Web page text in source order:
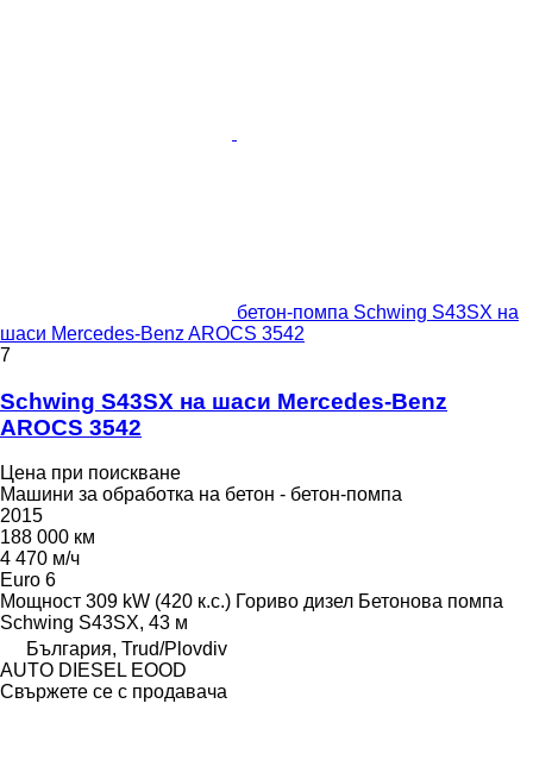
бетон-помпа Schwing S43SX на
шаси Mercedes-Benz AROCS 3542
7
Schwing S43SX на шаси Mercedes-Benz
AROCS 3542
Цена при поискване
Машини за обработка на бетон - бетон-помпа
2015
188 000 км
4 470 м/ч
Euro 6
Мощност 309 kW (420 к.с.) Гориво дизел Бетонова помпа
Schwing S43SX, 43 м
България, Trud/Plovdiv
AUTO DIESEL EOOD
Свържете се с продавача